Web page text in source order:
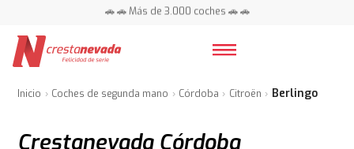
Inicio Coches de segunda mano Córdoba Citroën Berlingo
Crestanevada Córdoba